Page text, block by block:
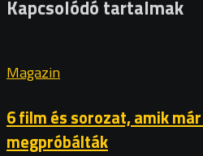
Kapcsolódó tartalmak
Magazin
6 film és sorozat, amik
megpróbálták